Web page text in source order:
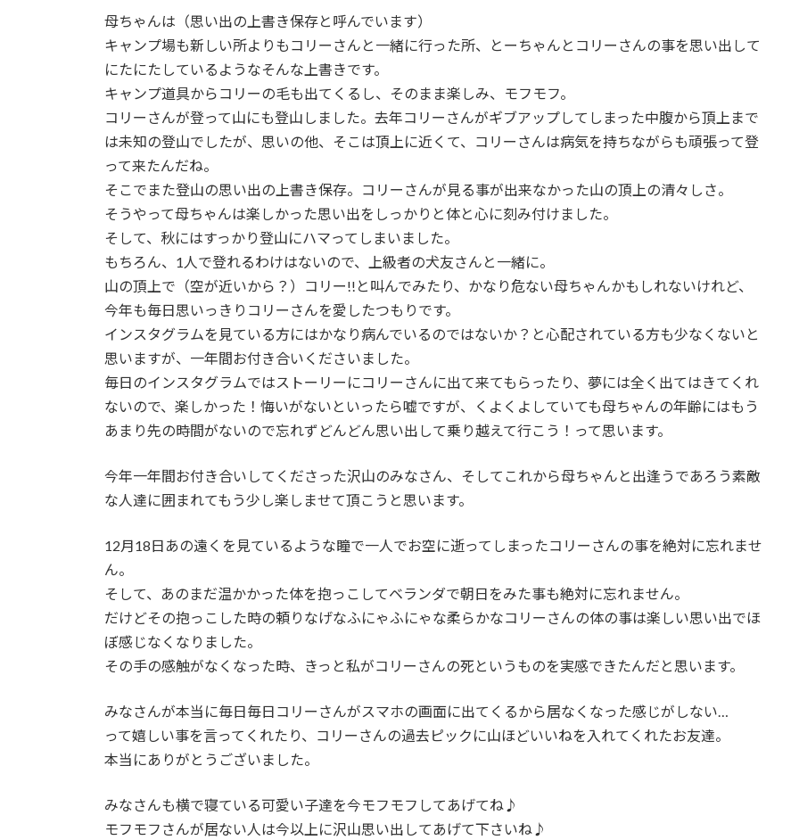
母ちゃんは（思い出の上書き保存と呼んでいます）
キャンプ場も新しい所よりもコリーさんと一緒に行った所、とーちゃんとコリーさんの事を思い出して
にたにたしているようなそんな上書きです。
キャンプ道具からコリーの毛も出てくるし、そのまま楽しみ、モフモフ。
コリーさんが登って山にも登山しました。去年コリーさんがギブアップしてしまった中腹から頂上まで
は未知の登山でしたが、思いの他、そこは頂上に近くて、コリーさんは病気を持ちながらも頑張って登
って来たんだね。
そこでまた登山の思い出の上書き保存。コリーさんが見る事が出来なかった山の頂上の清々しさ。
そうやって母ちゃんは楽しかった思い出をしっかりと体と心に刻み付けました。
そして、秋にはすっかり登山にハマってしまいました。
もちろん、1人で登れるわけはないので、上級者の犬友さんと一緒に。
山の頂上で（空が近いから？）コリー!!と叫んでみたり、かなり危ない母ちゃんかもしれないけれど、
今年も毎日思いっきりコリーさんを愛したつもりです。
インスタグラムを見ている方にはかなり病んでいるのではないか？と心配されている方も少なくないと
思いますが、一年間お付き合いくださいました。
毎日のインスタグラムではストーリーにコリーさんに出て来てもらったり、夢には全く出てはきてくれ
ないので、楽しかった！悔いがないといったら嘘ですが、くよくよしていても母ちゃんの年齢にはもう
あまり先の時間がないので忘れずどんどん思い出して乗り越えて行こう！って思います。
今年一年間お付き合いしてくださった沢山のみなさん、そしてこれから母ちゃんと出逢うであろう素敵
な人達に囲まれてもう少し楽しませて頂こうと思います。
12月18日あの遠くを見ているような瞳で一人でお空に逝ってしまったコリーさんの事を絶対に忘れませ
ん。
そして、あのまだ温かかった体を抱っこしてベランダで朝日をみた事も絶対に忘れません。
だけどその抱っこした時の頼りなげなふにゃふにゃな柔らかなコリーさんの体の事は楽しい思い出でほ
ぼ感じなくなりました。
その手の感触がなくなった時、きっと私がコリーさんの死というものを実感できたんだと思います。
みなさんが本当に毎日毎日コリーさんがスマホの画面に出てくるから居なくなった感じがしない…
って嬉しい事を言ってくれたり、コリーさんの過去ピックに山ほどいいねを入れてくれたお友達。
本当にありがとうございました。
みなさんも横で寝ている可愛い子達を今モフモフしてあげてね♪
モフモフさんが居ない人は今以上に沢山思い出してあげて下さいね♪